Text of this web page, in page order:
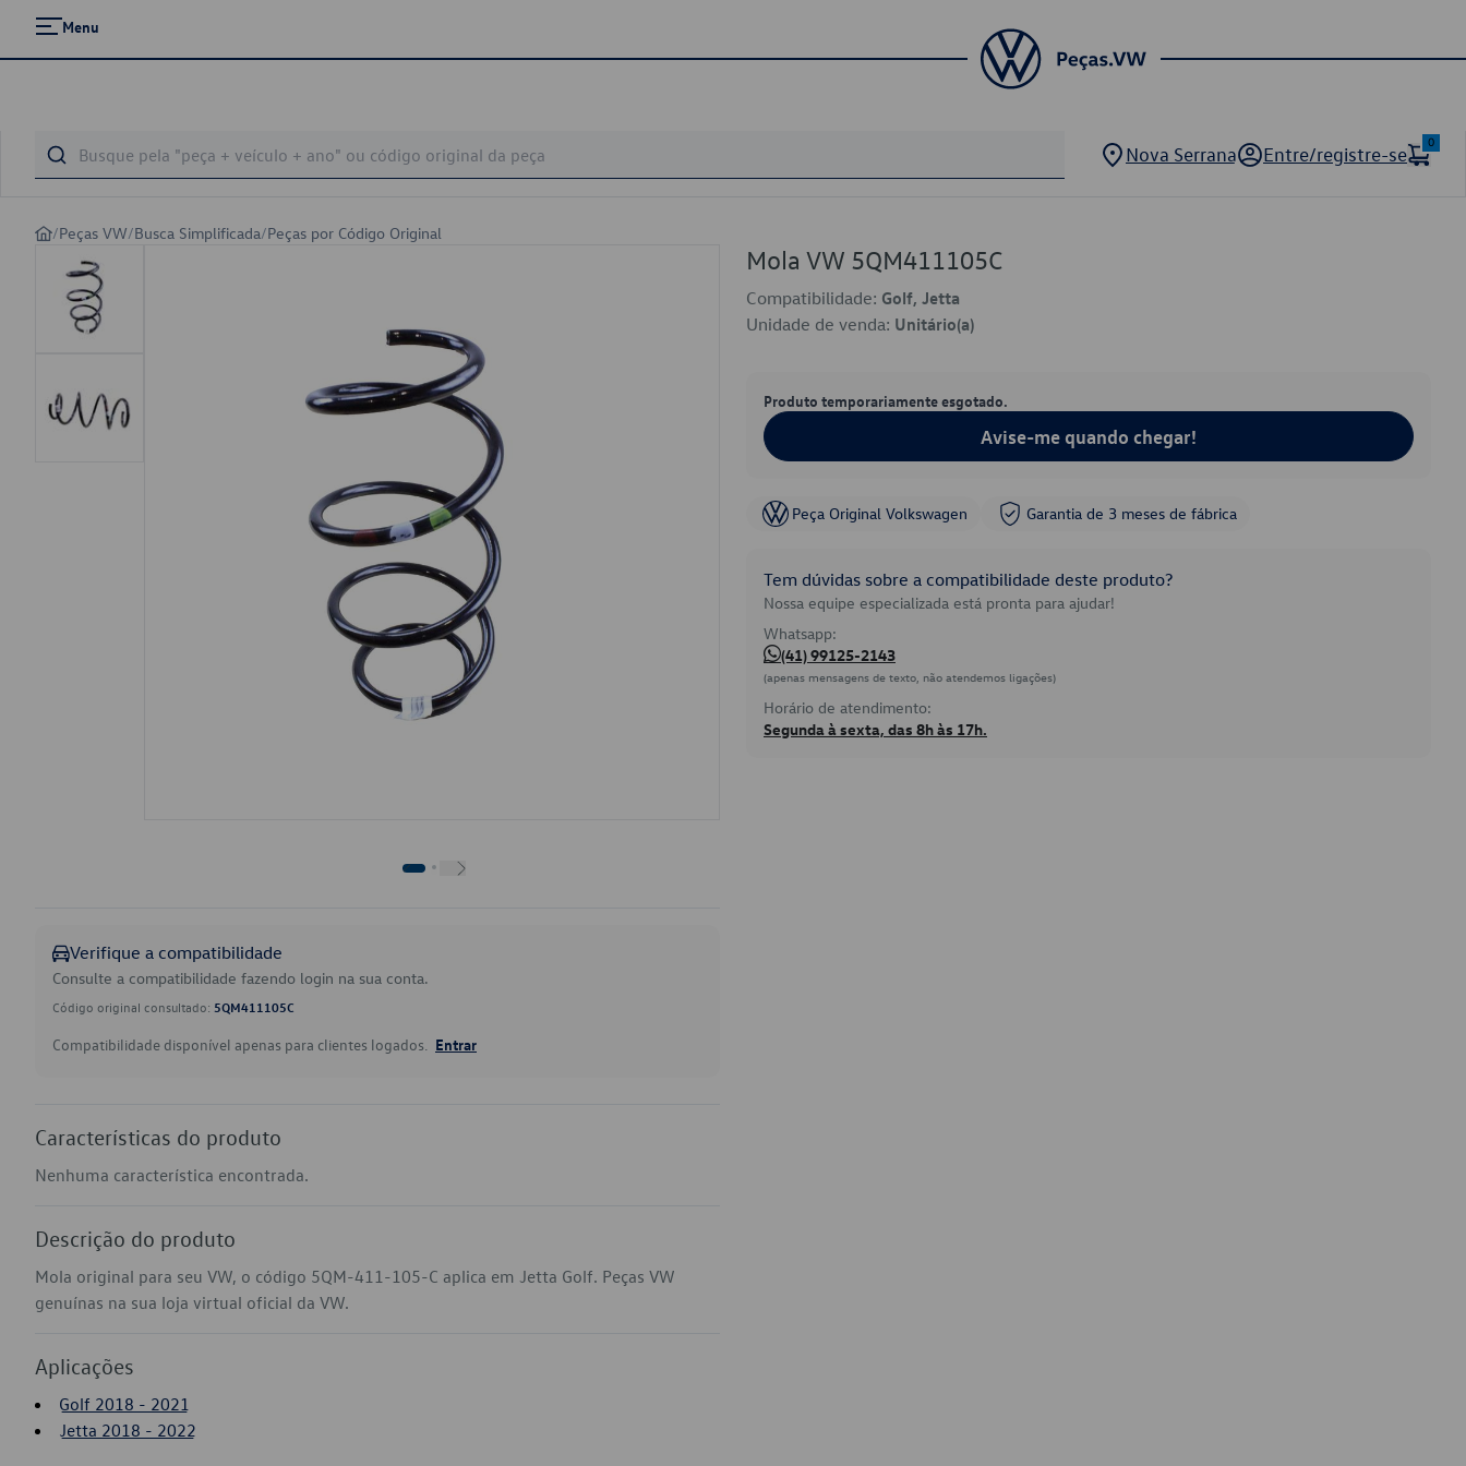
Menu
Nova Serrana Entre/registre-se
0
/Peças VW/Busca Simplificada/Peças por Código Original
Verifique a compatibilidade
Consulte a compatibilidade fazendo login na sua conta.
Código original consultado: 5QM411105C
Compatibilidade disponível apenas para clientes logados. Entrar
Características do produto
Nenhuma característica encontrada.
Descrição do produto
Mola original para seu VW, o código 5QM-411-105-C aplica em Jetta Golf. Peças VW
genuínas na sua loja virtual oficial da VW.
Aplicações
Golf 2018 - 2021
Jetta 2018 - 2022
Mola VW 5QM411105C
Compatibilidade: Golf, Jetta
Unidade de venda: Unitário(a)
Produto temporariamente esgotado.
Avise-me quando chegar!
Peça Original Volkswagen Garantia de 3 meses de fábrica
Tem dúvidas sobre a compatibilidade deste produto?
Nossa equipe especializada está pronta para ajudar!
Whatsapp:
(41) 99125-2143
(apenas mensagens de texto, não atendemos ligações)
Horário de atendimento:
Segunda à sexta, das 8h às 17h.